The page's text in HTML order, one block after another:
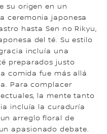
su origen en un
ceremonia japonesa
hasta Sen no Rikyu,
del té. Su estilo
incluía una
preparados justo
comida fue más allá
Para complacer
la mente tanto
incluía la curaduría
arreglo floral de
apasionado debate.